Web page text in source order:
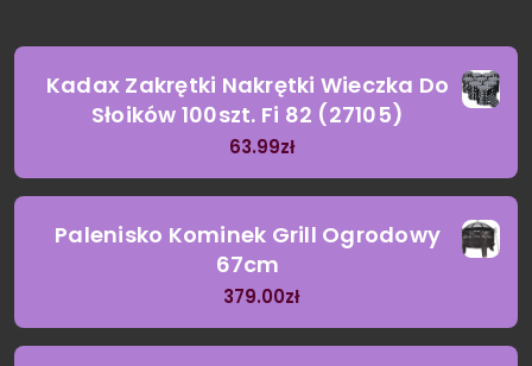
Kadax Zakrętki Nakrętki Wieczka Do
Słoików 100szt. Fi 82 (27105)
63.99zł
Palenisko Kominek Grill Ogrodowy
67cm
379.00zł